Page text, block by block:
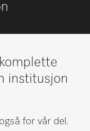
institusjon
for vår del.